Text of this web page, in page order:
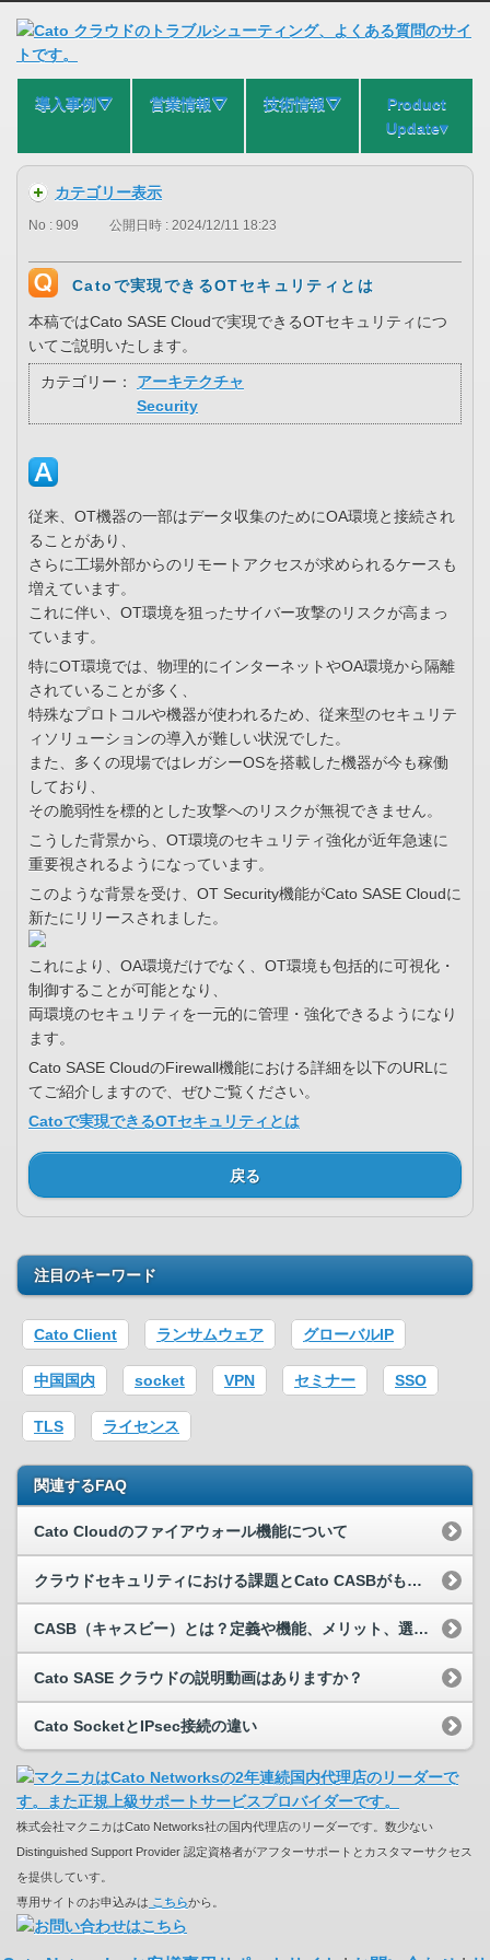
導入事例⛛ 営業情報⛛ 技術情報⛛
Product
Update▾
カテゴリー表示
No : 909 公開日時 : 2024/12/11 18:23
Catoで実現できるOTセキュリティとは
本稿ではCato SASE Cloudで実現できるOTセキュリティにつ
いてご説明いたします。
カテゴリー：
アーキテクチャ
Security
従来、OT機器の一部はデータ収集のためにOA環境と接続され
ることがあり、
さらに工場外部からのリモートアクセスが求められるケースも
増えています。
これに伴い、OT環境を狙ったサイバー攻撃のリスクが高まっ
ています。
特にOT環境では、物理的にインターネットやOA環境から隔離
されていることが多く、
特殊なプロトコルや機器が使われるため、従来型のセキュリテ
ィソリューションの導入が難しい状況でした。
また、多くの現場ではレガシーOSを搭載した機器が今も稼働
しており、
その脆弱性を標的とした攻撃へのリスクが無視できません。
こうした背景から、OT環境のセキュリティ強化が近年急速に
重要視されるようになっています。
このような背景を受け、OT Security機能がCato SASE Cloudに
新たにリリースされました。
これにより、OA環境だけでなく、OT環境も包括的に可視化・
制御することが可能となり、
両環境のセキュリティを一元的に管理・強化できるようになり
ます。
Cato SASE CloudのFirewall機能における詳細を以下のURLに
てご紹介しますので、ぜひご覧ください。
Catoで実現できるOTセキュリティとは
戻る
注目のキーワード
Cato Client ランサムウェア グローバルIP
中国国内 socket VPN セミナー SSO
TLS ライセンス
関連するFAQ
Cato Cloudのファイアウォール機能について
クラウドセキュリティにおける課題とCato CASBがもたらす解決策
CASB（キャスビー）とは？定義や機能、メリット、選び方のポイントを解説
Cato SASE クラウドの説明動画はありますか？
Cato SocketとIPsec接続の違い
株式会社マクニカはCato Networks社の国内代理店のリーダーです。数少ない
Distinguished Support Provider 認定資格者がアフターサポートとカスタマーサクセス
を提供していす。
専用サイトのお申込みは こちらから。